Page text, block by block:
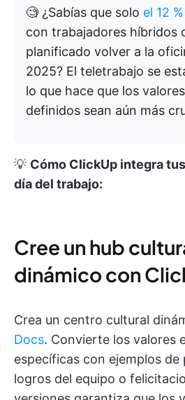
🧐 ¿Sabías que solo el 12
con trabajadores híbridos
planificado volver a la
2025? El teletrabajo se
lo que hace que los
definidos sean aún más
💡 Cómo ClickUp integra
día del trabajo:
Cree un hub
dinámico con
Crea un centro cultural
Docs. Convierte los valores
específicas con ejemplos de
logros del equipo o